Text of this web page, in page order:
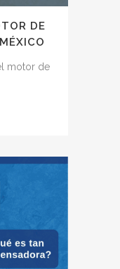
DE
motor de